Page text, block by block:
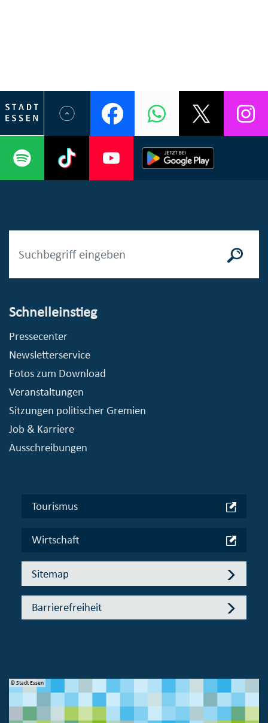
Schnelleinstieg
Pressecenter
Newsletterservice
Fotos zum Download
Veranstaltungen
Sitzungen politischer Gremien
Job & Karriere
Ausschreibungen
Tourismus
Wirtschaft
Sitemap
Barrierefreiheit
© Stadt Essen